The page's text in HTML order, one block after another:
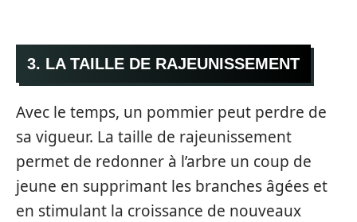
3. LA TAILLE DE RAJEUNISSEMENT
Avec le temps, un pommier peut perdre de
sa vigueur. La taille de rajeunissement
permet de redonner à l’arbre un coup de
jeune en supprimant les branches âgées et
en stimulant la croissance de nouveaux